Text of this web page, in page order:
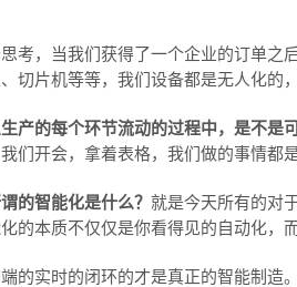
考，当我们获得了一个企业的订单
切片机等等，我们设备都是无人化的
产的每个环节流动的过程中，是不是
们开会，拿着表格，我们做的事情都
的智能化是什么？ 就是今天所有的对
的本质不仅仅是你看得见的自动化
的实时的闭环的才是真正的智能制